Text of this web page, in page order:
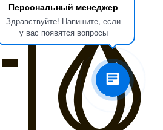
Персональный менеджер
Здравствуйте! Напишите, если
у вас появятся вопросы